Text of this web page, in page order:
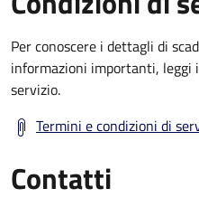
Per conoscere i dettagli di
informazioni importanti, leggi
servizio.
Termini e condizioni di
Contatti